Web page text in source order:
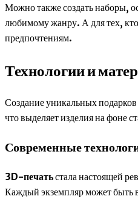
Можно также создать наборы,
любимому жанру. А для тех,
предпочтениям.
Технологии и
Создание уникальных
что выделяет изделия на фоне
Современные
3D-печатьстала настоящей
Каждый экземпляр может быть